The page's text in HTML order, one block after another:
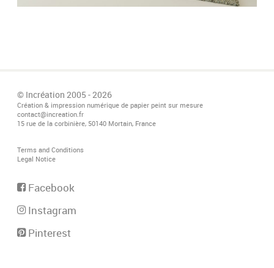
© Incréation 2005 - 2026
Création & impression numérique de papier peint sur mesure
contact@increation.fr
15 rue de la corbinière, 50140 Mortain, France
Terms and Conditions
Legal Notice
Facebook
Instagram
Pinterest